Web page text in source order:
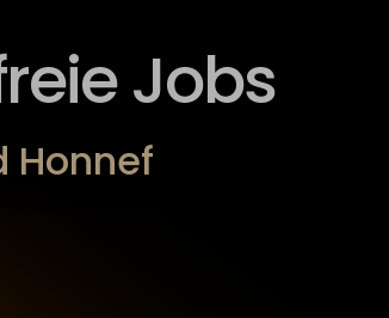
Jobs
Honnef